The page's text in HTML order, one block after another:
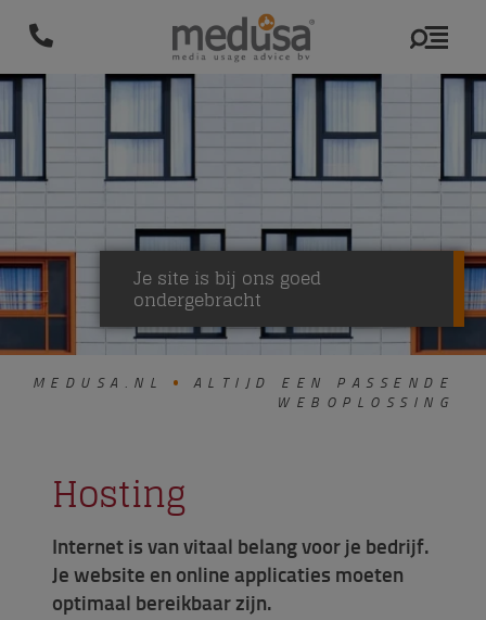
Je site is bij ons goed
ondergebracht
MEDUSA.NL
ALTIJD EEN PASSENDE
WEBOPLOSSING
Hosting
Internet is van vitaal belang voor je bedrijf.
Je website en online applicaties moeten
optimaal bereikbaar zijn.